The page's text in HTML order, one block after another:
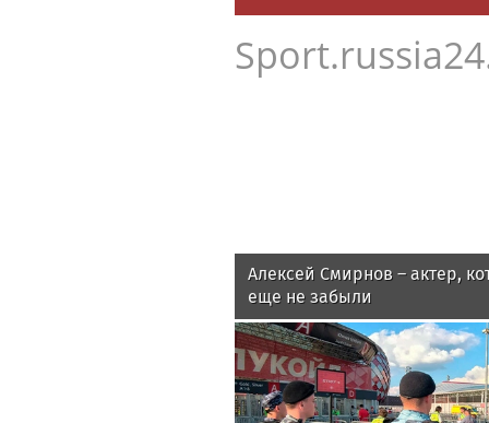
Алексей Смирнов – актер,
еще не забыли